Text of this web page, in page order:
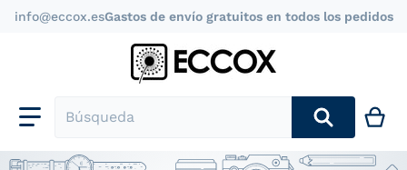
info@eccox.esGastos de envío gratuitos en todos los pedidos
Búsqueda